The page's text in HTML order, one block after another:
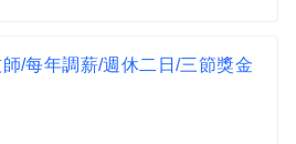
/每年調薪/週休二日/三節獎金